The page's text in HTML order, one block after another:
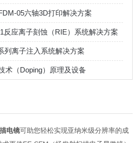
05六轴3D打印解决方案
反应离子刻蚀（RIE）系统解决方案
列离子注入系统解决方案
术（Doping）原理及设备
电镜可助您轻松实现亚纳米级分辨率的成